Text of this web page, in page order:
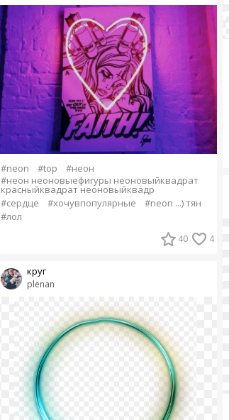
#neon #top
#неон
#неон неоновыефигуры неоновыйквадрат
красныйквадрат неоновыйквадр
#сердце
#хочувпопулярные
#neon ...) тян
#лол
40 4
plenan
круг